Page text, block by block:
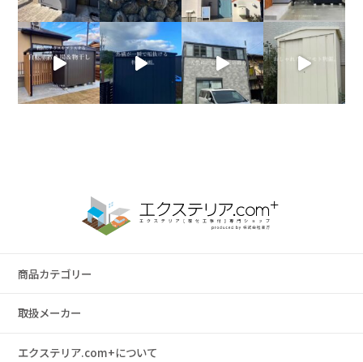
商品カテゴリー
取扱メーカー
エクステリア.com+について